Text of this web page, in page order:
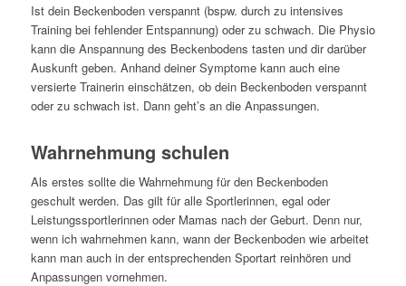
Ist dein Beckenboden verspannt (bspw. durch zu intensives
Training bei fehlender Entspannung) oder zu schwach. Die Physio
kann die Anspannung des Beckenbodens tasten und dir darüber
Auskunft geben. Anhand deiner Symptome kann auch eine
versierte Trainerin einschätzen, ob dein Beckenboden verspannt
oder zu schwach ist. Dann geht’s an die Anpassungen.
Wahrnehmung schulen
Als erstes sollte die Wahrnehmung für den Beckenboden
geschult werden. Das gilt für alle Sportlerinnen, egal oder
Leistungssportlerinnen oder Mamas nach der Geburt. Denn nur,
wenn ich wahrnehmen kann, wann der Beckenboden wie arbeitet
kann man auch in der entsprechenden Sportart reinhören und
Anpassungen vornehmen.